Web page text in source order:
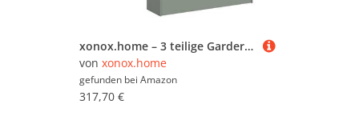
xonox.home – 3 teilige Garderobenkombination Drive 140x192x32 cm in Salbei und Artisan Oak Nachbildung – Set mit Spiegel, Regal & Schuhkommode – Moderne Garderobe für Diele & Eingangsbereich
von xonox.home
gefunden bei Amazon
317,70 €